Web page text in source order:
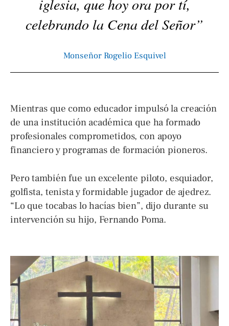
celebrando la Cena del Señor”
Monseñor Rogelio Esquivel
Mientras que como educador impulsó la creación
de una institución académica que ha formado
profesionales comprometidos, con apoyo
financiero y programas de formación pioneros.
Pero también fue un excelente piloto, esquiador,
golfista, tenista y formidable jugador de ajedrez.
“Lo que tocabas lo hacías bien”, dijo durante su
intervención su hijo, Fernando Poma.